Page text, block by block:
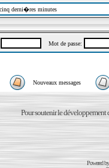
derni�res minutes
Mot de passe:
Nouveaux messages
Pour soutenir le développement
Powered